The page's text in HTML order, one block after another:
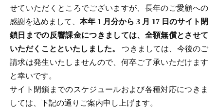
せていただくところでございますが、長年のご愛顧への
感謝を込めまして、 本年 1 月分から 3 月 17 日のサイト閉
鎖日までの反響課金につきましては、全額無償とさせて
いただくことといたしました。つきましては、今後のご
請求は発生いたしませんので、何卒ご了承いただけます
と幸いです。
サイト閉鎖までのスケジュールおよび各種対応につきま
しては、下記の通りご案内申し上げます。